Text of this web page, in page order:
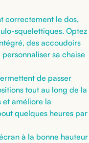
correctement le dos,
squelettiques. Optez
des accoudoirs
sa chaise
de passer
tout au long de la
et améliore la
quelques heures par
à la bonne hauteur